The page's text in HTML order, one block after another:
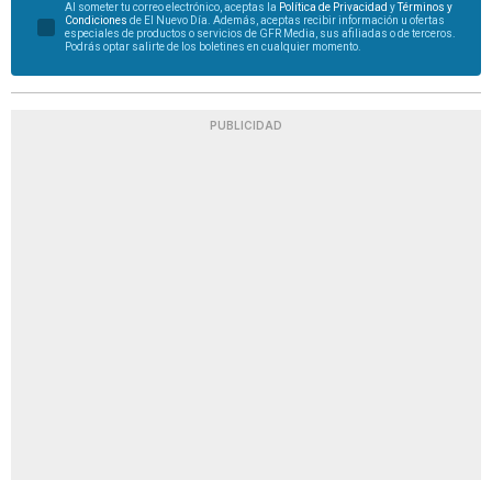
Al someter tu correo electrónico, aceptas la Política de Privacidad yTérminos y
Condiciones de El Nuevo Día. Además, aceptas recibir información u ofertas
especiales de productos o servicios de GFR Media, sus afiliadas o de terceros.
Podrás optar salirte de los boletines en cualquier momento.
PUBLICIDAD